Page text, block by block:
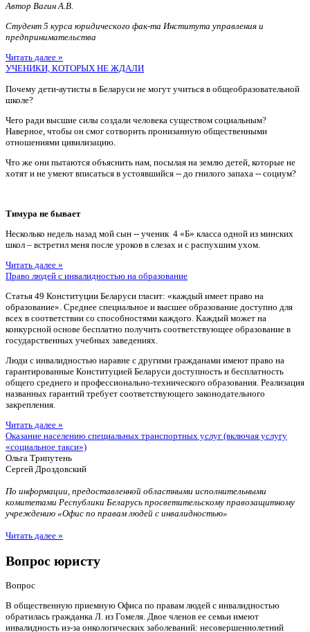
Автор Вагин А.В.
Студент 5 курса юридического фак-та Института управления и
предпринимательства
Читать далее »
УЧЕНИКИ, КОТОРЫХ НЕ ЖДАЛИ
Почему дети-аутисты в Беларуси не могут учиться в общеобразовательной
школе?
Чего ради высшие силы создали человека существом социальным?
Наверное, чтобы он смог сотворить пронизанную общественными
отношениями цивилизацию.
Что же они пытаются объяснить нам, посылая на землю детей, которые не
хотят и не умеют вписаться в устоявшийся -- до гнилого запаха -- социум?
Тимура не бывает
Несколько недель назад мой сын -- ученик 4 «Б» класса одной из минских
школ – встретил меня после уроков в слезах и с распухшим ухом.
Читать далее »
Право людей с инвалидностью на образование
Статья 49 Конституции Беларуси гласит: «каждый имеет право на
образование». Среднее специальное и высшее образование доступно для
всех в соответствии со способностями каждого. Каждый может на
конкурсной основе бесплатно получить соответствующее образование в
государственных учебных заведениях.
Люди с инвалидностью наравне с другими гражданами имеют право на
гарантированные Конституцией Беларуси доступность и бесплатность
общего среднего и профессионально-технического образования. Реализация
названных гарантий требует соответствующего законодательного
закрепления.
Читать далее »
Оказание населению специальных транспортных услуг (включая услугу
«социальное такси»)
Ольга Трипутень
Сергей Дроздовский
По информации, предоставленной областными исполнительными
комитетами Республики Беларусь просветительскому правозащитному
учреждению «Офис по правам людей с инвалидностью»
Читать далее »
Вопрос юристу
Вопрос
В общественную приемную Офиса по правам людей с инвалидностью
обратилась гражданка Л. из Гомеля. Двое членов ее семьи имеют
инвалидность из-за онкологических заболеваний: несовершеннолетний